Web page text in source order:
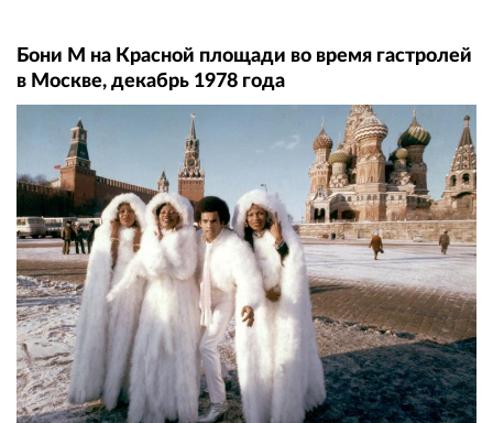
Бони М на Красной площади во время гастролей
в Москве, декабрь 1978 года